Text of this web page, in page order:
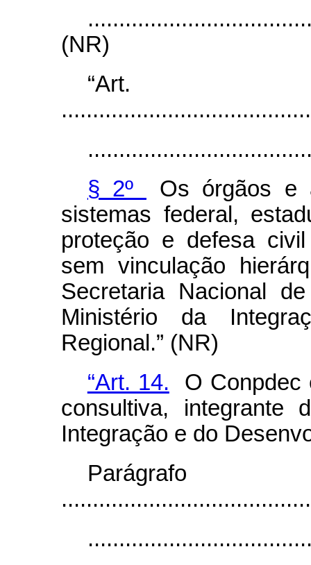
(NR)
§ 2º
Os órgãos e
sistemas federal,
proteção e defesa
sem vinculação
Secretaria Nacional
Ministério da
Regional.” (NR)
“Art. 14. O Conpdec
consultiva, integrante
Integração e do